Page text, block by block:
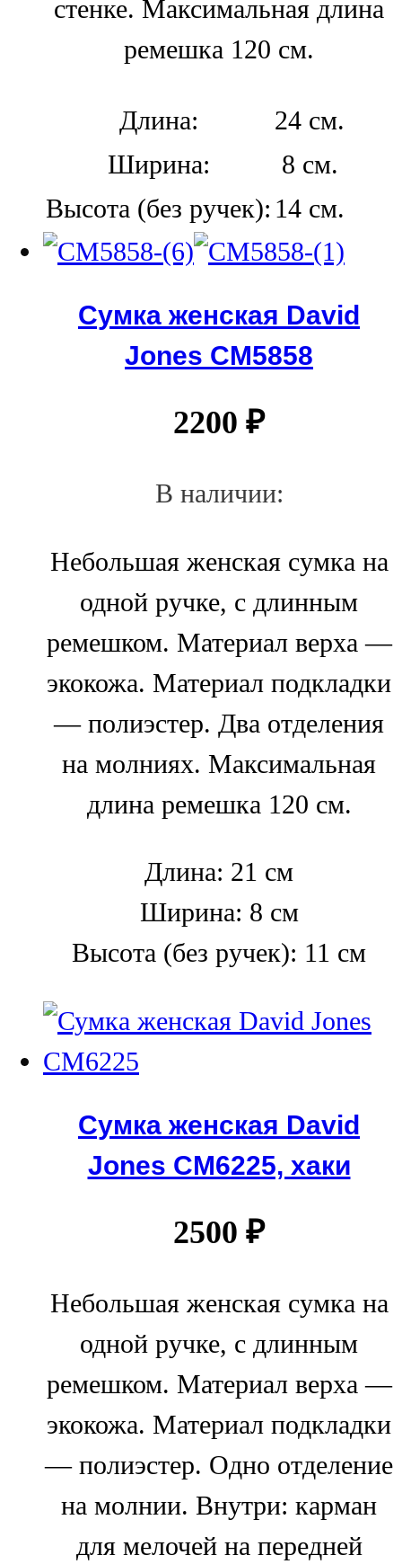
стенке. Максимальная длина
ремешка 120 см.
Длина:
24 см.
Ширина:
8 см.
Высота (без ручек): 14 см.
Сумка женская David
Jones СМ5858
2200 ₽
В наличии:
Небольшая женская сумка на
одной ручке, с длинным
ремешком. Материал верха —
экокожа. Материал подкладки
— полиэстер. Два отделения
на молниях. Максимальная
длина ремешка 120 см.
Длина: 21 см
Ширина: 8 см
Высота (без ручек): 11 см
Сумка женская David
Jones СМ6225, хаки
2500 ₽
Небольшая женская сумка на
одной ручке, с длинным
ремешком. Материал верха —
экокожа. Материал подкладки
— полиэстер. Одно отделение
на молнии. Внутри: карман
для мелочей на передней